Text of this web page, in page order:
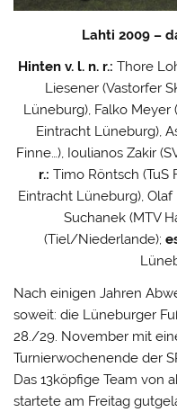
Lahti 2009 –
Hinten v. l. n. r.: Thore
Liesener (Vastorfer
Lüneburg), Falko Meyer
Eintracht Lüneburg),
Finne…), Ioulianos Zakir
r.: Timo Röntsch (TuS
Eintracht Lüneburg),
Suchanek (MTV
(Tiel/Niederlande);
Nach einigen Jahren
soweit: die Lüneburger
28./29. November mit
Turnierwochenende der
Das 13köpfige Team von
startete am Freitag